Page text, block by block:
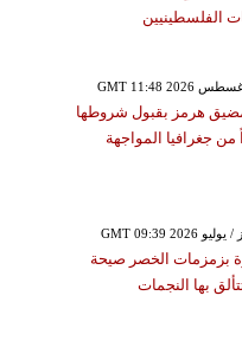
الفلسطينيين
هرمز بقبول شروطها
من جغرافيا المواجهة
بزمزمات الخصر صيحة
بها النجمات